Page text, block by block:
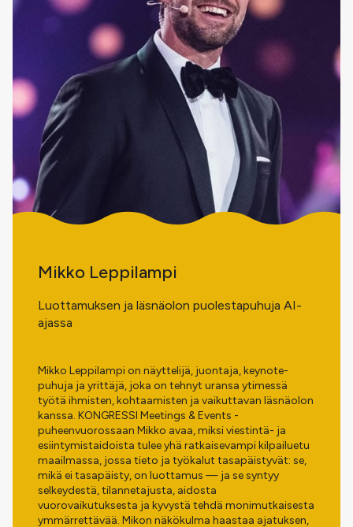
Mikko Leppilampi
Luottamuksen ja läsnäolon puolestapuhuja AI-
ajassa
Mikko Leppilampi on näyttelijä, juontaja, keynote-
puhuja ja yrittäjä, joka on tehnyt uransa ytimessä
työtä ihmisten, kohtaamisten ja vaikuttavan läsnäolon
kanssa. KONGRESSI Meetings & Events -
puheenvuorossaan Mikko avaa, miksi viestintä- ja
esiintymistaidoista tulee yhä ratkaisevampi kilpailuetu
maailmassa, jossa tieto ja työkalut tasapäistyvät: se,
mikä ei tasapäisty, on luottamus — ja se syntyy
selkeydestä, tilannetajusta, aidosta
vuorovaikutuksesta ja kyvystä tehdä monimutkaisesta
ymmärrettävää. Mikon näkökulma haastaa ajatuksen,